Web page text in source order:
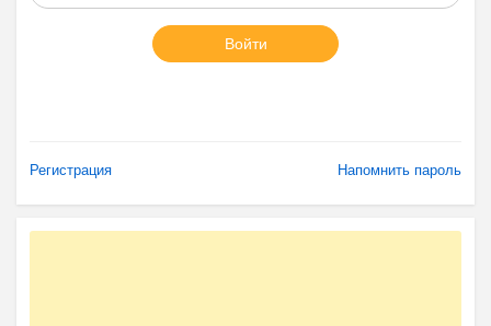
Войти
Регистрация Напомнить пароль